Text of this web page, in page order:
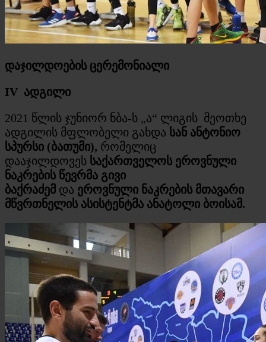
დაჯილდოების ცერემონიალი
IV ადგილი
2021 წლის ჯუნიორ ნბა-ს „ა“ ლიგის მეოთხე
ადგილის მფლობელი გახდა სან ანტონიო
სპურსი (ბათუმი), რომელიც
დააჯილდოვეს საქართველოს ეროვნული
ნაკრების წევრმა გივი
ბაქრაძემ და ეროვნული ნაკრების მთავარი
მწვრთნელის ასისტენტმა ანატოლი ბოისამ.